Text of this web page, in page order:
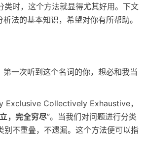
类时，这个方法就显得尤其好用。下文
法的基本知识，希望对你有所帮助。
一次听到这个名词的你，想必和我当
Exclusive Collectively Exhaustive，
，完全穷尽”。当我们对问题进行分类
别不重叠，不遗漏。这个方法便可以指